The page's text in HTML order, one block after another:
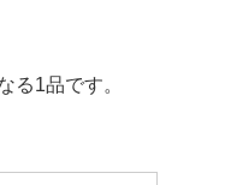
る1品です。